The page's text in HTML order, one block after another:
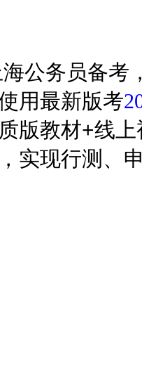
公务员备考
用最新版考
版教材+线
实现行测、